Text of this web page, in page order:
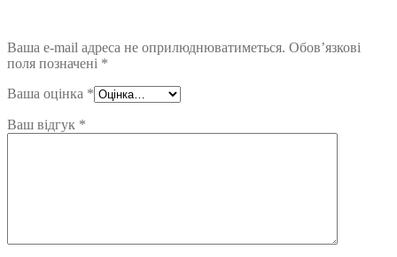
Ваша e-mail адреса не оприлюднюватиметься. Обов’язкові
поля позначені *
Ваша оцінка *
Ваш відгук *